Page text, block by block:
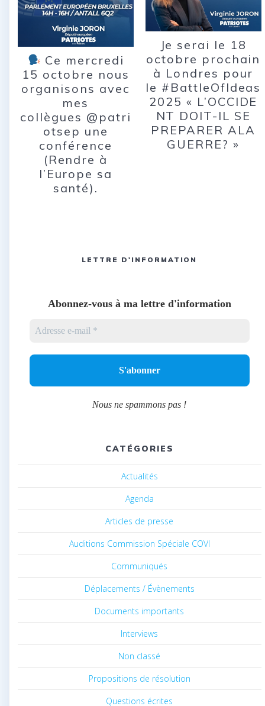
Ce mercredi
15 octobre nous
organisons avec
mes
collègues @patri
otsep une
conférence
(Rendre à
l’Europe sa
santé).
Je serai le 18
octobre prochain
à Londres pour
le #BattleOfIdeas
2025 « L’OCCIDE
NT DOIT-IL SE
PREPARER ALA
GUERRE? »
LETTRE D'INFORMATION
Abonnez-vous à ma lettre d'information
Nous ne spammons pas !
CATÉGORIES
Actualités
Agenda
Articles de presse
Auditions Commission Spéciale COVI
Communiqués
Déplacements / Évènements
Documents importants
Interviews
Non classé
Propositions de résolution
Questions écrites